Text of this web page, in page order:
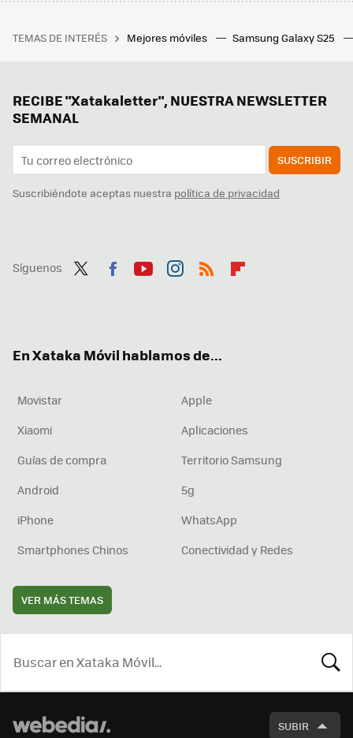
TEMAS DE INTERÉS Mejores móviles Samsung Galaxy S25
RECIBE "Xatakaletter", NUESTRA NEWSLETTER
SEMANAL
SUSCRIBIR
Suscribiéndote aceptas nuestra política de privacidad
Síguenos
En Xataka Móvil hablamos de...
Movistar
Apple
Xiaomi
Aplicaciones
Guías de compra
Territorio Samsung
Android
5g
iPhone
WhatsApp
Smartphones Chinos
Conectividad y Redes
VER MÁS TEMAS
SUBIR